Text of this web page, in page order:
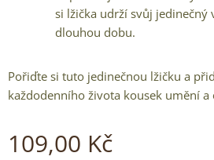
si lžička udrží svůj jedinečný
dlouhou dobu.
Pořiďte si tuto jedinečnou lžičku a
každodenního života kousek umění
109,00 Kč